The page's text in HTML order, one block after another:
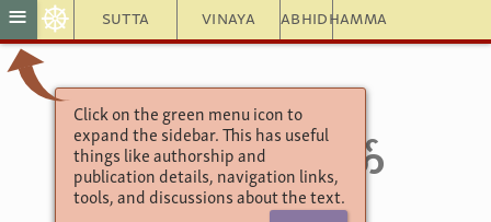
Sutta Vinaya Abhidhamma
≡ ☸
Click on the green menu icon to
expand the sidebar. This has useful
things like authorship and
publication details, navigation links,
tools, and discussions about the text.
သုတ္တနိပါတ်ပါဠိတော်
၅-သူစိလောမသုတ်